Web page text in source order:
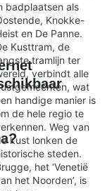
badplaatsen als
Knokke-
en De Panne.
Kusttram, de
tramlijn ter
verbindt alle
wat
handige manier is
de hele regio te
Weg van
kust lonken de
steden.
het ‘Venetië
het Noorden’, is